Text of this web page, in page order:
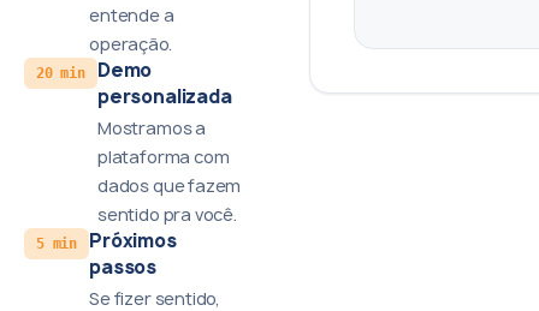
entende a
operação.
20 min
Demo
personalizada
Mostramos a
plataforma com
dados que fazem
sentido pra você.
5 min
Próximos
passos
Se fizer sentido,